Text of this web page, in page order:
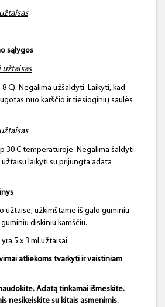
sąlygos
C). Negalima užšaldyti. Laikyti, kad
nuo karščio ir tiesioginių saulės
30 C temperatūroje. Negalima šaldyti.
laikyti su prijungta adata
užtaise, užkimštame iš galo guminiu
diskiniu kamščiu.
5 x 3 ml užtaisai.
atliekoms tvarkyti ir vaistiniam
Adatą tinkamai išmeskite.
nesikeiskite su kitais asmenimis.